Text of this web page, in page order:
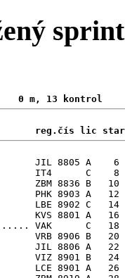
0 m, 13 kontrol
reg.čís lic
JIL 8805 A    6
IT4      C    8
ZBM 8836 B   10
PHK 8903 A   12
LBE 8902 C   14
KVS 8801 A   16
VAK      C   18
VRB 8906 B   20
JIL 8806 A   22
VIZ 8901 B   24
LCE 8901 A   26